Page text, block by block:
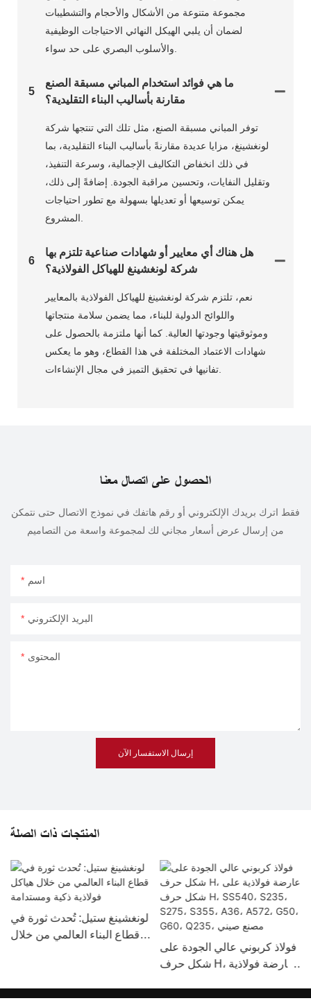
مجموعة متنوعة من الأشكال والأحجام والتشطيبات
لضمان أن يلبي الهيكل النهائي الاحتياجات الوظيفية
5
ما هي فوائد استخدام المباني مسبقة الصنع
مقارنة بأساليب البناء التقليدية؟
توفر المباني مسبقة الصنع، مثل تلك التي تنتجها شركة
لونغشينغ، مزايا عديدة مقارنةً بأساليب البناء التقليدية، بما
في ذلك انخفاض التكاليف الإجمالية، وسرعة التنفيذ،
وتقليل النفايات، وتحسين مراقبة الجودة. إضافةً إلى ذلك،
يمكن توسيعها أو تعديلها بسهولة مع تطور احتياجات
6
هل هناك أي معايير أو شهادات صناعية تلتزم بها
شركة لونغشينغ للهياكل الفولاذية؟
نعم، تلتزم شركة لونغشينغ للهياكل الفولاذية بالمعايير
واللوائح الدولية للبناء، مما يضمن سلامة منتجاتها
وموثوقيتها وجودتها العالية. كما أنها ملتزمة بالحصول على
شهادات الاعتماد المختلفة في هذا القطاع، وهو ما يعكس
الحصول على اتصال معنا
فقط اترك بريدك الإلكتروني أو رقم هاتفك في نموذج الاتصال حتى نتمكن
من إرسال عرض أسعار مجاني لك لمجموعة واسعة من التصاميم
اسم
البريد الإلكتروني
المحتوى
إرسال الاستفسار الآن
المنتجات ذات الصلة
لونغشينغ ستيل: تُحدث ثورة في
قطاع البناء العالمي من خلال
فولاذ كربوني عالي الجودة على
شكل حرف H، عارضة فولاذية
S235، S275، S355، A36،